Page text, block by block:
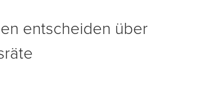
entscheiden über